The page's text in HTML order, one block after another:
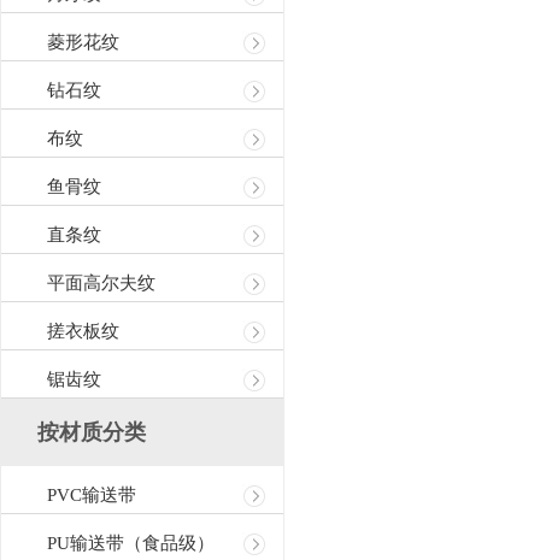
菱形花纹
钻石纹
布纹
鱼骨纹
直条纹
平面高尔夫纹
搓衣板纹
锯齿纹
按材质分类
PVC输送带
PU输送带（食品级）